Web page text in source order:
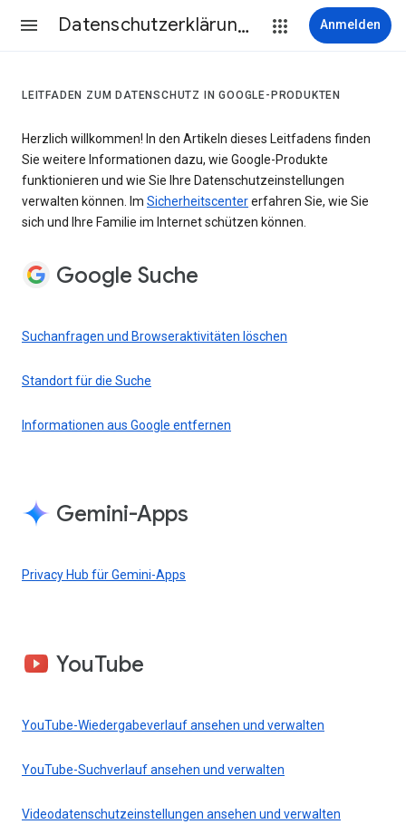
Datenschutzerklärung & Nutzungsbedingungen Anmelden
LEITFADEN ZUM DATENSCHUTZ IN GOOGLE-PRODUKTEN
Herzlich willkommen! In den Artikeln dieses Leitfadens finden
Sie weitere Informationen dazu, wie Google-Produkte
funktionieren und wie Sie Ihre Datenschutzeinstellungen
verwalten können. Im Sicherheitscentererfahren Sie, wie Sie
sich und Ihre Familie im Internet schützen können.
Google Suche
Suchanfragen und Browseraktivitäten löschen
Standort für die Suche
Informationen aus Google entfernen
Gemini-Apps
Privacy Hub für Gemini-Apps
YouTube
YouTube-Wiedergabeverlauf ansehen und verwalten
YouTube-Suchverlauf ansehen und verwalten
Videodatenschutzeinstellungen ansehen und verwalten